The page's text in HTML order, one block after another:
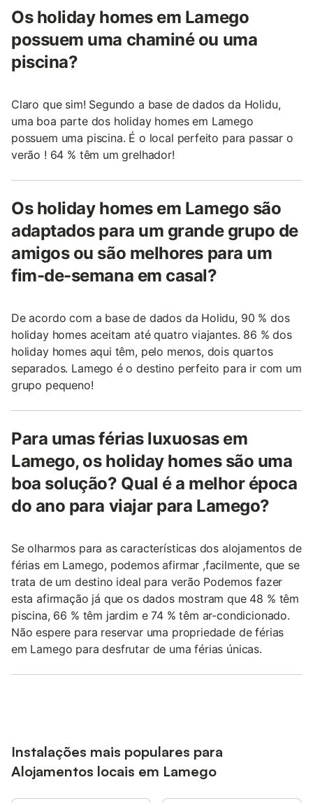
Os holiday homes em Lamego
possuem uma chaminé ou uma
piscina?
Claro que sim! Segundo a base de dados da Holidu,
uma boa parte dos holiday homes em Lamego
possuem uma piscina. É o local perfeito para passar o
verão ! 64 % têm um grelhador!
Os holiday homes em Lamego são
adaptados para um grande grupo de
amigos ou são melhores para um
fim-de-semana em casal?
De acordo com a base de dados da Holidu, 90 % dos
holiday homes aceitam até quatro viajantes. 86 % dos
holiday homes aqui têm, pelo menos, dois quartos
separados. Lamego é o destino perfeito para ir com um
grupo pequeno!
Para umas férias luxuosas em
Lamego, os holiday homes são uma
boa solução? Qual é a melhor época
do ano para viajar para Lamego?
Se olharmos para as características dos alojamentos de
férias em Lamego, podemos afirmar ,facilmente, que se
trata de um destino ideal para verão Podemos fazer
esta afirmação já que os dados mostram que 48 % têm
piscina, 66 % têm jardim e 74 % têm ar-condicionado.
Não espere para reservar uma propriedade de férias
em Lamego para desfrutar de uma férias únicas.
Instalações mais populares para
Alojamentos locais em Lamego